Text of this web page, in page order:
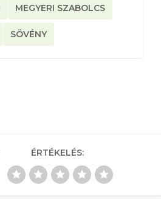
MEGYERI SZABOLCS
SÖVÉNY
ÉRTÉKELÉS: